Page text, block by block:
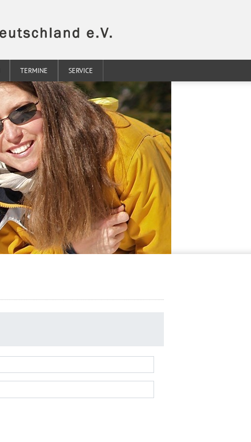
TERMINE SERVICE